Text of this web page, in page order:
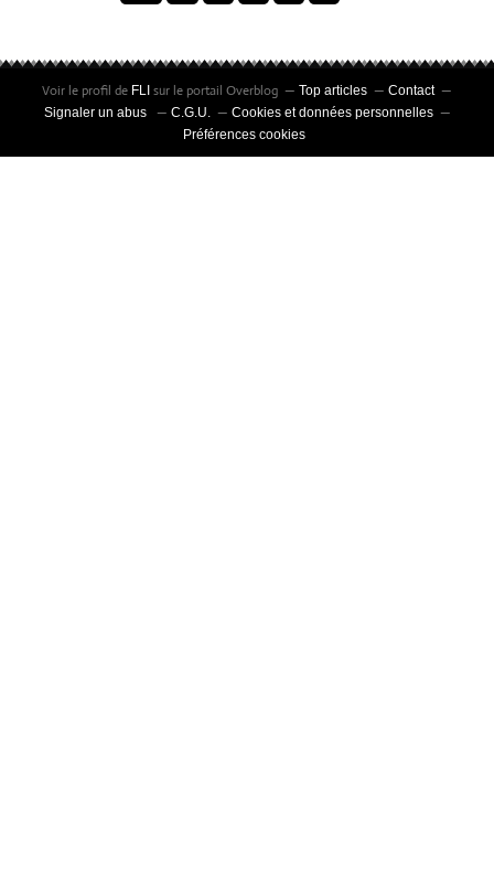
Voir le profil de FLI sur le portail Overblog Top articles
Contact
Signaler un abus
C.G.U.
Cookies et données personnelles
Préférences cookies